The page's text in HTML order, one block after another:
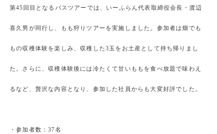
第45回目となるバスツアーでは、いーふらん代表取締役会長・渡辺
喜久男が同行し、もも狩りツアーを実施しました。参加者は畑でも
もの収穫体験を楽しみ、収穫した3玉をお土産として持ち帰りまし
た。さらに、収穫体験後には冷たくて甘いももを食べ放題で味わえ
るなど、贅沢な内容となり、参加した社員からも大変好評でした。
・参加者数：37名